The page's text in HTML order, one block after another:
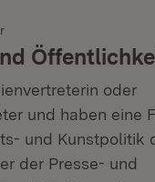
oder
und haben eine
und Kunstpolitik
der Presse- und